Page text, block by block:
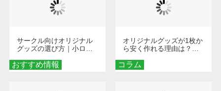
おすすめ情報
サークル向けオリジナル
グッズの選び方｜小ロッ
める秘訣
コラム
オリジナルグッズが1枚か
ら安く作れる理由は？オ
とメリットを解説